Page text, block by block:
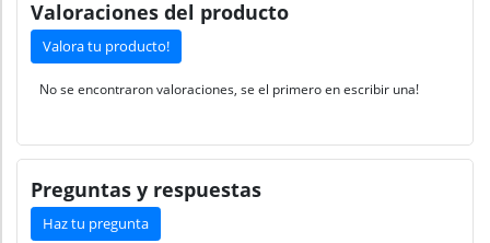
Valoraciones del producto
Valora tu producto!
No se encontraron valoraciones, se el primero en escribir una!
Preguntas y respuestas
Haz tu pregunta